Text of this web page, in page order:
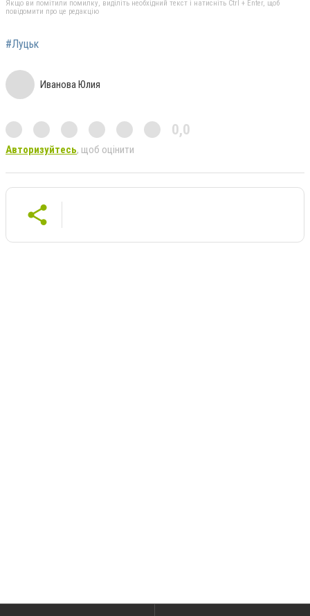
Якщо ви помітили помилку, виділіть необхідний текст і натисніть Ctrl + Enter, щоб
повідомити про це редакцію
#Луцьк
Иванова Юлия
0,0
Авторизуйтесь, щоб оцінити